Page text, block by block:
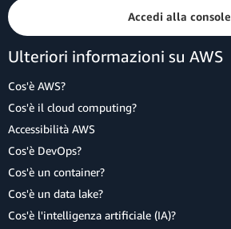
Accedi alla console
Ulteriori informazioni su AWS
Cos'è AWS?
Cos'è il cloud computing?
Accessibilità AWS
Cos'è DevOps?
Cos'è un container?
Cos'è un data lake?
Cos'è l'intelligenza artificiale (IA)?